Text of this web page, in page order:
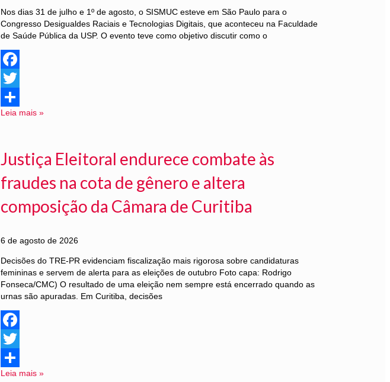
Nos dias 31 de julho e 1º de agosto, o SISMUC esteve em São Paulo para o
Congresso Desigualdes Raciais e Tecnologias Digitais, que aconteceu na Faculdade
de Saúde Pública da USP. O evento teve como objetivo discutir como o
Facebook
Twitter
Share
Leia mais »
Justiça Eleitoral endurece combate às
fraudes na cota de gênero e altera
composição da Câmara de Curitiba
6 de agosto de 2026
Decisões do TRE-PR evidenciam fiscalização mais rigorosa sobre candidaturas
femininas e servem de alerta para as eleições de outubro Foto capa: Rodrigo
Fonseca/CMC) O resultado de uma eleição nem sempre está encerrado quando as
urnas são apuradas. Em Curitiba, decisões
Facebook
Twitter
Share
Leia mais »